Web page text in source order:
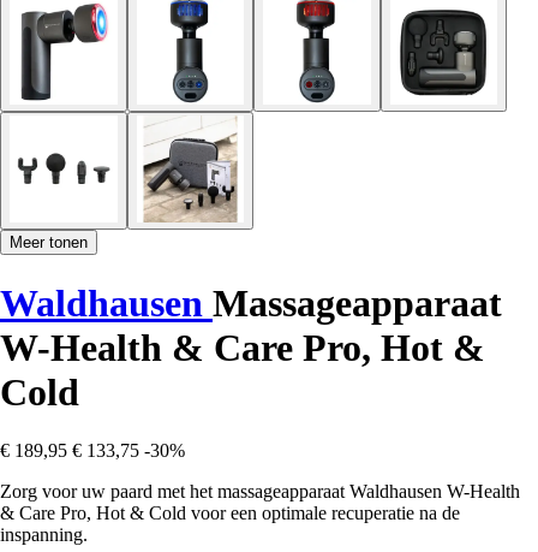
Meer tonen
Waldhausen Massageapparaat
W-Health & Care Pro, Hot &
Cold
€ 189,95 € 133,75 -30%
Zorg voor uw paard met het massageapparaat Waldhausen W-Health
& Care Pro, Hot & Cold voor een optimale recuperatie na de
inspanning.